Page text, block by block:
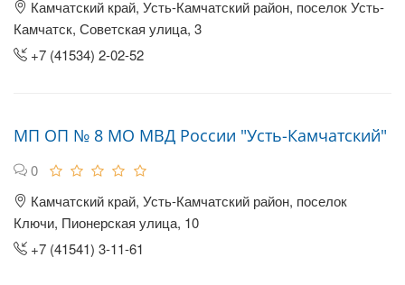
Камчатский край, Усть-Камчатский район, поселок Усть-
Камчатск, Советская улица, 3
+7 (41534) 2-02-52
МП ОП № 8 МО МВД России "Усть-Камчатский"
0
Камчатский край, Усть-Камчатский район, поселок
Ключи, Пионерская улица, 10
+7 (41541) 3-11-61